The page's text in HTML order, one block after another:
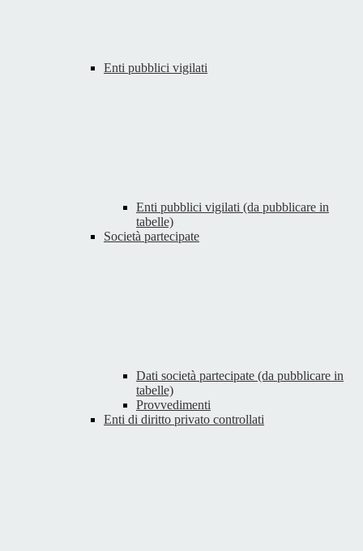
Enti pubblici vigilati
Enti pubblici vigilati (da pubblicare in
tabelle)
Società partecipate
Dati società partecipate (da pubblicare in
tabelle)
Provvedimenti
Enti di diritto privato controllati